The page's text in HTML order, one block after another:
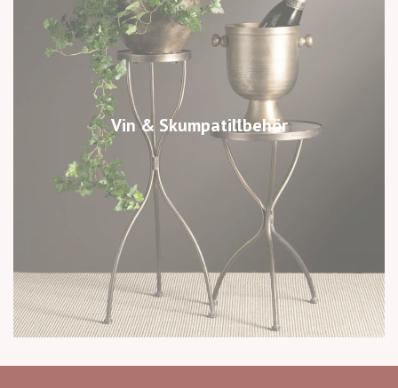
Vin & Skumpatillbehör